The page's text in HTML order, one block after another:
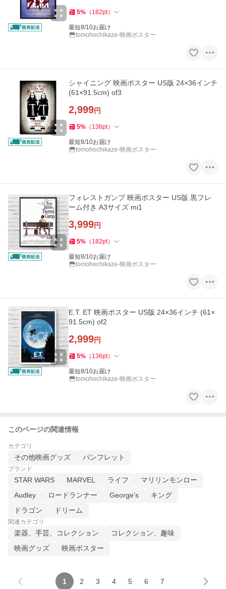
5% （ 182pt）
最短8/10お届け
tomohochikaze-映画ポスター
シャイニング 映画ポスター US版 24×36インチ
(61×91.5cm) of3
2,999円
5% （ 136pt）
最短8/10お届け
tomohochikaze-映画ポスター
フォレストガンプ 映画ポスター US版 黒フレ
ーム付き A3サイズ mi1
3,999円
5% （ 182pt）
最短8/10お届け
tomohochikaze-映画ポスター
E.T. ET 映画ポスター US版 24×36インチ (61×
91.5cm) of2
2,999円
5% （ 136pt）
最短8/10お届け
tomohochikaze-映画ポスター
このページの関連情報
カテゴリ
その他映画グッズ パンフレット
ブランド
STAR WARS MARVEL ライフ
マリリンモンロー
Audley
ロードランナー George's
キング
ドラゴン
ドリーム
関連カテゴリ
楽器、手芸、コレクション
コレクション、趣味
映画グッズ
映画ポスター
1 2 3 4 5 6 7